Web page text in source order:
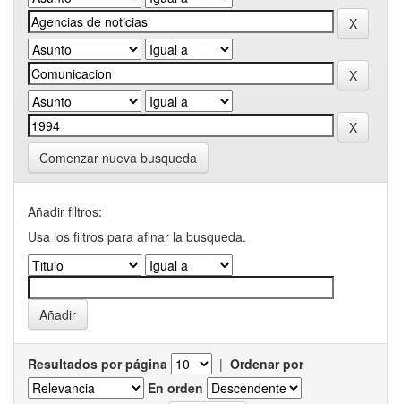
Comenzar nueva busqueda
Añadir filtros:
Usa los filtros para afinar la busqueda.
Resultados por página | Ordenar por
En orden